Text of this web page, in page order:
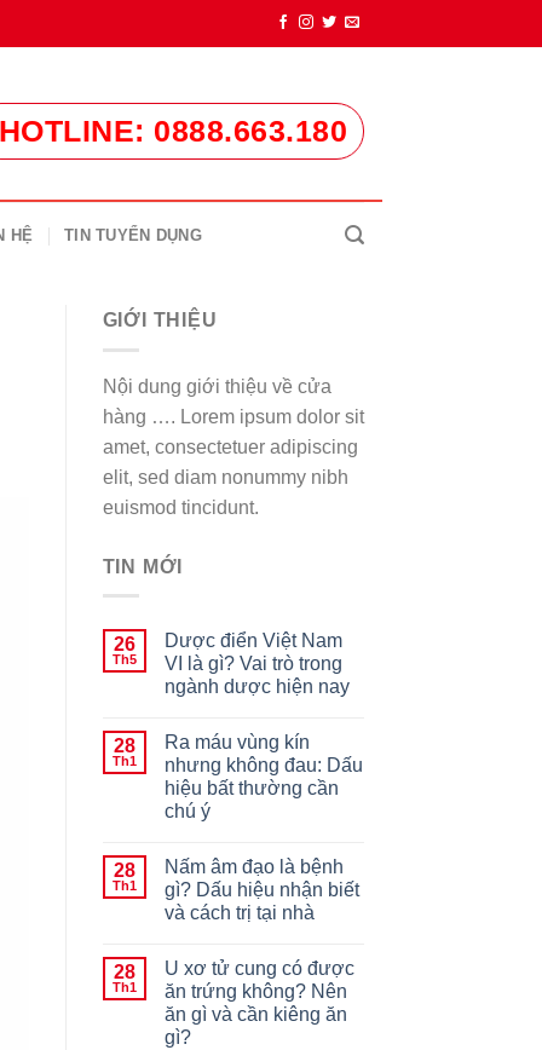
0888.663.180
HỆ TIN TUYỂN DỤNG
GIỚI THIỆU
Nội dung giới thiệu về cửa
hàng …. Lorem ipsum dolor sit
amet, consectetuer adipiscing
elit, sed diam nonummy nibh
euismod tincidunt.
TIN MỚI
26
Th5
Dược điển Việt Nam
VI là gì? Vai trò trong
ngành dược hiện nay
28
Th1
Ra máu vùng kín
nhưng không đau: Dấu
hiệu bất thường cần
chú ý
28
Th1
Nấm âm đạo là bệnh
gì? Dấu hiệu nhận biết
và cách trị tại nhà
28
Th1
U xơ tử cung có được
ăn trứng không? Nên
ăn gì và cần kiêng ăn
gì?